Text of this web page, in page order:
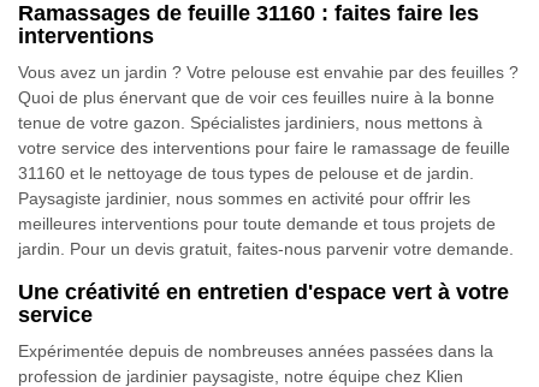
Ramassages de feuille 31160 : faites faire les
interventions
Vous avez un jardin ? Votre pelouse est envahie par des feuilles ?
Quoi de plus énervant que de voir ces feuilles nuire à la bonne
tenue de votre gazon. Spécialistes jardiniers, nous mettons à
votre service des interventions pour faire le ramassage de feuille
31160 et le nettoyage de tous types de pelouse et de jardin.
Paysagiste jardinier, nous sommes en activité pour offrir les
meilleures interventions pour toute demande et tous projets de
jardin. Pour un devis gratuit, faites-nous parvenir votre demande.
Une créativité en entretien d'espace vert à votre
service
Expérimentée depuis de nombreuses années passées dans la
profession de jardinier paysagiste, notre équipe chez Klien